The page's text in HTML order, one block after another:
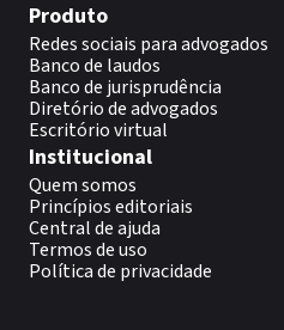
Produto
Redes sociais para advogados
Banco de laudos
Banco de jurisprudência
Diretório de advogados
Escritório virtual
Institucional
Quem somos
Princípios editoriais
Central de ajuda
Termos de uso
Política de privacidade